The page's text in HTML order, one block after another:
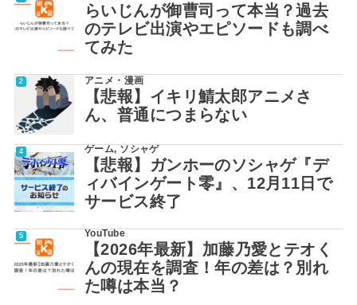
らいじんが御曹司って本当？過去
のテレビ出演やエピソードも調べ
てみた
アニメ・漫画
【悲報】イキリ鯖太郎アニメさ
ん、普通につまらない
ゲーム, ソシャゲ
【悲報】ガンホーのソシャゲ『デ
ィバインゲート零』、12月11日で
サービス終了
YouTube
【2026年最新】加藤乃愛とテオく
んの現在を調査！年の差は？別れ
た噂は本当？